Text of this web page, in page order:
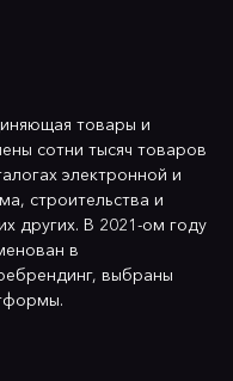
товары и
сотни тысяч товаров
электронной и
строительства и
других. В 2021-ом году
в
выбраны